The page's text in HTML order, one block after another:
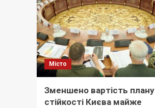
Місто
Зменшено вартість плану
стійкості Києва майже